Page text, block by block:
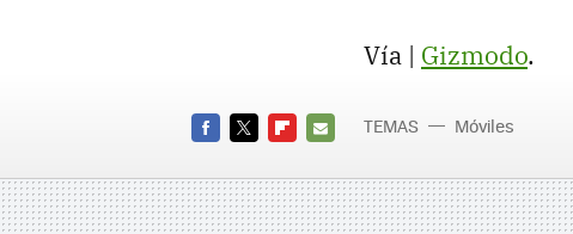
Vía | Gizmodo.
MAIL
TEMAS Móviles